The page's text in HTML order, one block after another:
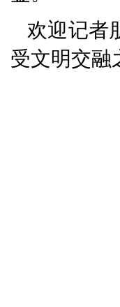
欢迎记者
受文明交融